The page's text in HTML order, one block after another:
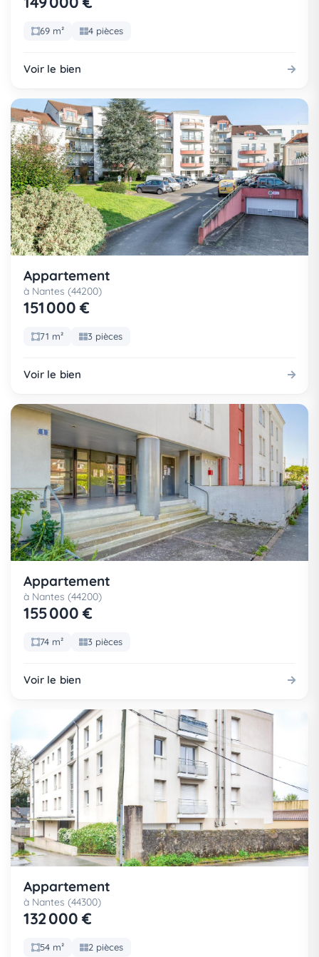
69 m² 4 pièces
Voir le bien
Appartement
à Nantes (44200)
151 000 €
71 m² 3 pièces
Voir le bien
Appartement
à Nantes (44200)
155 000 €
74 m² 3 pièces
Voir le bien
Appartement
à Nantes (44300)
132 000 €
54 m² 2 pièces